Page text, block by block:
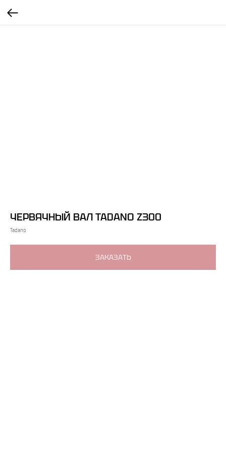
ЧЕРВЯЧНЫЙ ВАЛ TADANO Z300
Tadano
ЗАКАЗАТЬ